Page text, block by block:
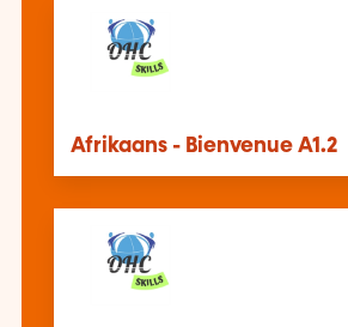
Afrikaans - Bienvenue A1.2